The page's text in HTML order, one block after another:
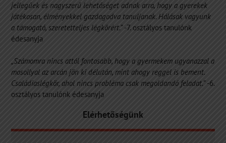
jellegűek és nagyszerű lehetőséget adnak arra, hogy a gyerekek
játékosan, élményekkel gazdagodva tanuljanak. Hálásak vagyunk
a támogató, szeretetteljes légkörért.”-7. osztályos tanulónk
édesanyja
„Számomra nincs attól fontosabb, hogy a gyermekem ugyanazzal a
mosollyal az arcán jön ki délután, mint ahogy reggel is bement.
Családiaslégkör, ahol nincs probléma csak megoldandó feladat.”-6.
osztályos tanulónk édesanyja
Elérhetőségünk